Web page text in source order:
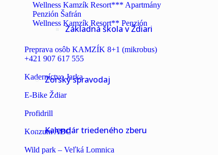
Základná škola v Ždiari
Zorský spravodaj
Kalendár triedeného zberu
Wellness Kamzík Resort*** Apartmány
Penzión Šafrán
Wellness Kamzík Resort** Penzión
Preprava osôb KAMZÍK 8+1 (mikrobus)
+421 907 617 555
Kaderníctvo Jarka
E-Bike Ždiar
Profidrill
Konzum ABC
Wild park – Veľká Lomnica